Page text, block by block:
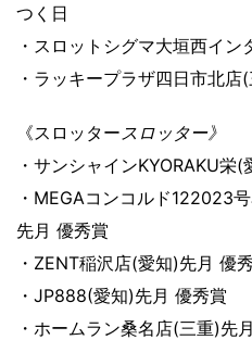
つく日
・スロットシグマ大垣西イン
・ラッキープラザ四日市北店
《スロッター スロッター》
・サンシャインKYORAKU栄
・MEGAコンコルド122023
先月 優秀賞
・ZENT稲沢店(愛知)先月 優
・JP888(愛知)先月 優秀賞
・ホームラン桑名店(三重)先